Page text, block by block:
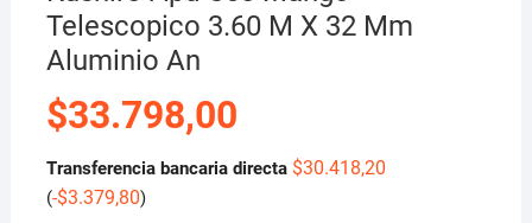
Telescopico 3.60 M X 32 Mm
Aluminio An
$33.798,00
Transferencia bancaria directa $30.418,20
(-$3.379,80)